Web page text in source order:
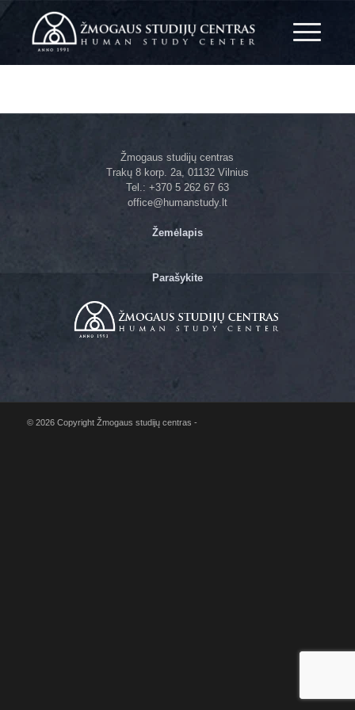
Žmogaus studijų centras
Trakų 8 korp. 2a, 01132 Vilnius
Tel.: +370 5 262 67 63
office@humanstudy.lt
Žemėlapis
Parašykite
© 2026 Copyright Žmogaus studijų centras -